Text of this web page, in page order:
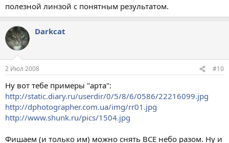
полезной линзой с понятным результатом.
Darkcat
2 Июл 2008 #10
Ну вот тебе примеры "арта":
http://static.diary.ru/userdir/0/5/8/6/0586/22216099.jpg
http://dphotographer.com.ua/img/rr01.jpg
http://www.shunk.ru/pics/1504.jpg
Фишаем (и только им) можно снять ВСЕ небо разом. Ну и